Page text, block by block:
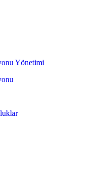
Yönetimi